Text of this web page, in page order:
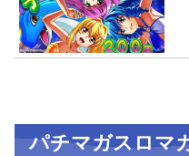
パチマガスロマ